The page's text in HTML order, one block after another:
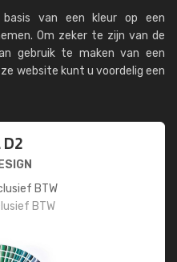
van een kleur op een
Om zeker te zijn van de
gebruik te maken van een
website kunt u voordelig een
D2
BTW
BTW